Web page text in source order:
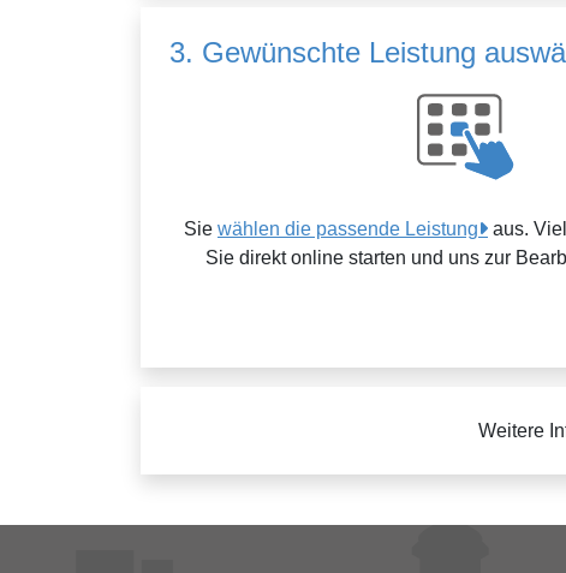
3. Gewünschte Leistung
Sie wählen die passende Leistung
aus.
Sie direkt online starten und uns zur
Weitere